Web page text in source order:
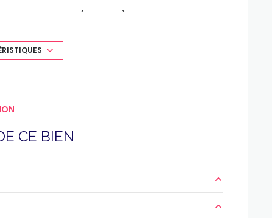
cuisine séparée (équipée)
1 garage(s)
terrasse
CE BIEN